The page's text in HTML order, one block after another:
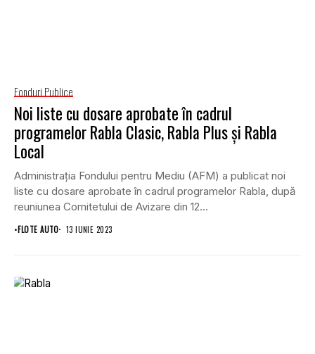
Fonduri Publice
Noi liste cu dosare aprobate în cadrul
programelor Rabla Clasic, Rabla Plus și Rabla
Local
Administraţia Fondului pentru Mediu (AFM) a publicat noi
liste cu dosare aprobate în cadrul programelor Rabla, după
reuniunea Comitetului de Avizare din 12...
•FLOTE AUTO 13 IUNIE 2023